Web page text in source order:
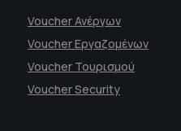
Voucher Ανέργων
Voucher Εργαζομένων
Voucher Τουρισμού
Voucher Security